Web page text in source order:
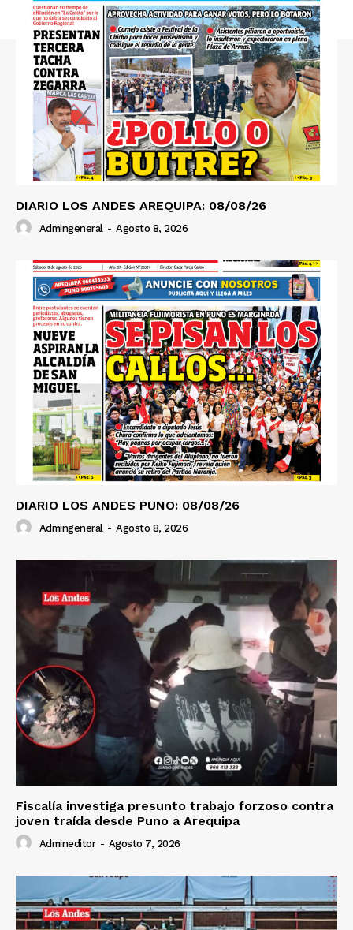
SUSCRIBETE
Diario los Andes
Nosotros
Contacto
DIARIO LOS ANDES AREQUIPA: 08/08/26
Admingeneral - Agosto 8, 2026
DIARIO LOS ANDES PUNO: 08/08/26
Admingeneral - Agosto 8, 2026
Fiscalía investiga presunto trabajo forzoso contra
joven traída desde Puno a Arequipa
Admineditor - Agosto 7, 2026